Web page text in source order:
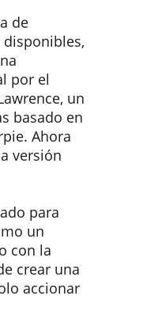
de
por el
un
basado en
Ahora
versión
para
un
con la
crear una
accionar